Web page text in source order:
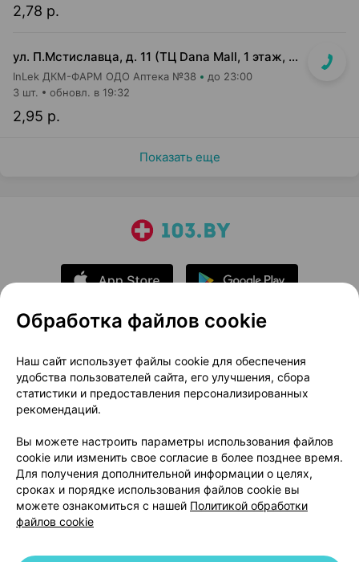
2,78 р.
ул. П.Мстиславца, д. 11 (ТЦ Dana Mall, 1 этаж, вход напротив инфоцентра м-на Green)
InLek ДКМ-ФАРМ ОДО Аптека №38 до 23:00
2,95 р.
3 шт. обновл. в 19:32
Показать еще
О проекте
Новости проекта
Размещение рекламы
Медицинский маркетинг
Публичный договор
Доставка
Способы оплаты
Вакансии
Партнеры
Написать руководителю 103.by
Написать в поддержку
Персональные настройки Cookie
Обработка файлов cookie
Наш сайт использует файлы cookie для обеспечения
удобства пользователей сайта, его улучшения, сбора
статистики и предоставления персонализированных
рекомендаций.
Вы можете настроить параметры использования файлов
cookie или изменить свое согласие в более позднее время.
Для получения дополнительной информации о целях,
сроках и порядке использования файлов cookie вы
можете ознакомиться с нашей Политикой обработки
файлов cookie